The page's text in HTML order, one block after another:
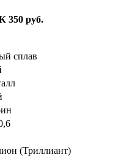
350 руб.
сплав
(Триллиант)